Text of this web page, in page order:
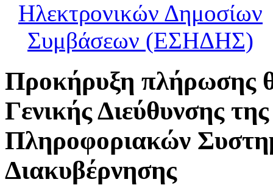
Προκήρυξη πλήρωσης
Γενικής Διεύθυνσης
Πληροφοριακών
Διακυβέρνησης